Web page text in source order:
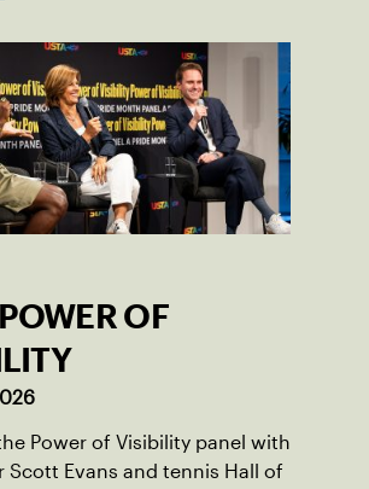
OF
Power of Visibility panel with
Scott Evans and tennis Hall of